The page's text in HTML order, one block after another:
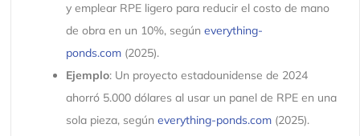
y emplear RPE ligero para reducir el costo de mano
de obra en un 10%, según everything-
ponds.com(2025).
Ejemplo: Un proyecto estadounidense de 2024
ahorró 5.000 dólares al usar un panel de RPE en una
sola pieza, según everything-ponds.com(2025).